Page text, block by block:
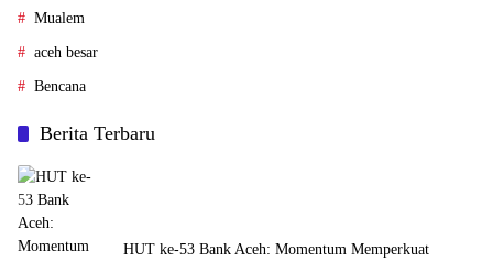
Mualem
aceh besar
Bencana
Berita Terbaru
HUT ke-53 Bank Aceh: Momentum Memperkuat